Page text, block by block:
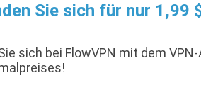
Sie sich für nur 1,99
sich bei FlowVPN mit dem